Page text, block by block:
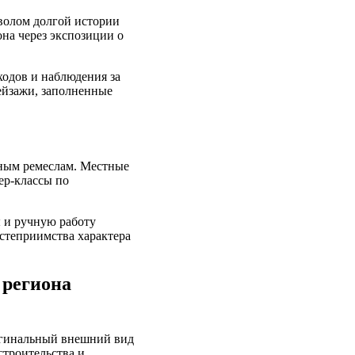
долгой истории
через экспозиции о
и наблюдения за
заполненные
ремеслам. Местные
классы по
и ручную работу
характера
внешний вид